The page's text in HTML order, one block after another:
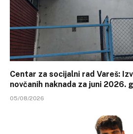
Centar za socijalni rad Vareš:
novčanih naknada za juni 2026.
05/08/2026